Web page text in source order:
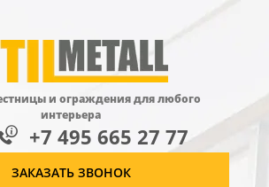
и ограждения для любого
интерьера
+7 495 665 27 77
ЗАКАЗАТЬ ЗВОНОК